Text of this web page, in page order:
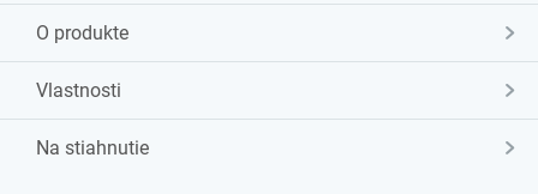
O produkte
Vlastnosti
Na stiahnutie